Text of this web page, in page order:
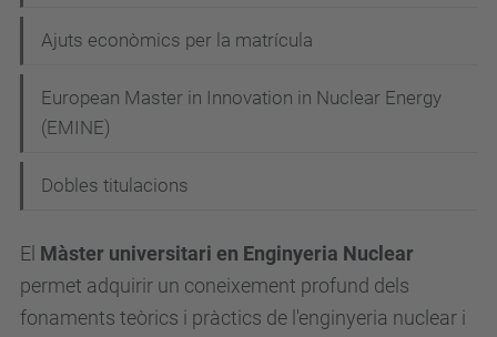
g
a
ó
Ajuts econòmics per la matrícula
European Master in Innovation in Nuclear Energy
(EMINE)
Dobles titulacions
El Màster universitari en Enginyeria Nuclear
permet adquirir un coneixement profund dels
fonaments teòrics i pràctics de l'enginyeria nuclear i